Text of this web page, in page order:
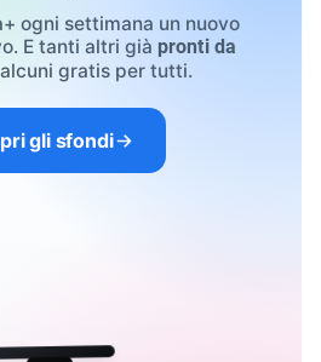
ogni settimana un nuovo
E tanti altri già pronti da
gratis per tutti.
gli sfondi